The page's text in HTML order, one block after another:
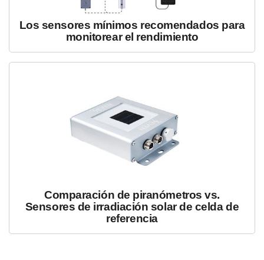
Los sensores mínimos recomendados para
monitorear el rendimiento
Comparación de piranómetros vs.
Sensores de irradiación solar de celda de
referencia